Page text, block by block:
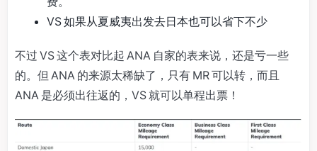
VS 如果从夏威夷出发去日本也可以省下不少
不过 VS 这个表对比起 ANA 自家的表来说，还是亏一些
的。但 ANA 的来源太稀缺了，只有 MR 可以转，而且
ANA 是必须出往返的，VS 就可以单程出票！